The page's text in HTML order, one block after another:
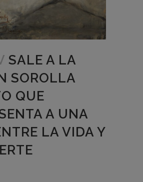
SALE A LA
SOROLLA
QUE
A UNA
LA VIDA Y